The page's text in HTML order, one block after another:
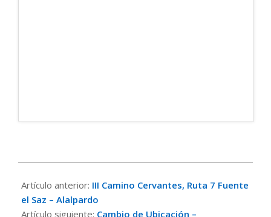
11-
28
Artículo anterior: III Camino Cervantes, Ruta 7 Fuente
el Saz – Alalpardo
Artículo siguiente: Cambio de Ubicación –